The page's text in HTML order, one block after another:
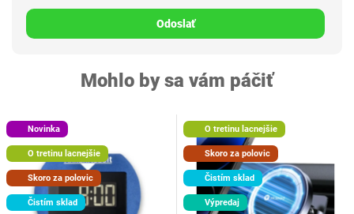
Odoslať
Mohlo by sa vám páčiť
Novinka
O tretinu lacnejšie
Skoro za polovic
Čistím sklad
O tretinu lacnejšie
Skoro za polovic
Čistím sklad
Výpredaj